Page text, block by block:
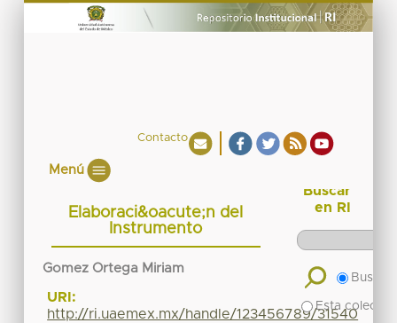
Contacto
Menú
Elaboraci&oacute;n del
Instrumento
Gomez Ortega Miriam
URI:
http://ri.uaemex.mx/handle/123456789/31540
Buscar
en RI
Buscar
Esta